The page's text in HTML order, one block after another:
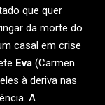
que quer
da morte do
casal em crise
Eva (Carmen
à deriva nas
A